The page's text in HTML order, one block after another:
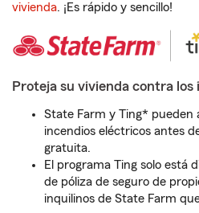
vivienda. ¡Es rápido y sencillo!
Proteja su vivienda contra
State Farm y Ting* pueden
incendios eléctricos antes
gratuita.
El programa Ting solo está
de póliza de seguro de
inquilinos de State Farm